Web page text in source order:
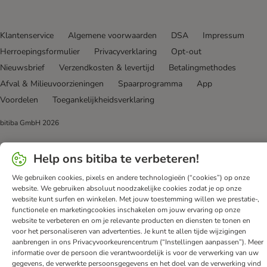
Klantenservice Algemene voorwaarden DSA
Impressum
Herroepingsformulier
Privacyverklaring
Opt-out
Nieuwsbrief
Verzendkosten & levertijd
Betalingmethodes
Afval & Milieuvoorzieningen
Spaarprogramma
App
Voordelen
Toegankelijkheidsverklaring
bitiba GmbH 2026
Help ons bitiba te verbeteren!
We gebruiken cookies, pixels en andere technologieën (“cookies”) op onze
website. We gebruiken absoluut noodzakelijke cookies zodat je op onze
website kunt surfen en winkelen. Met jouw toestemming willen we prestatie-,
functionele en marketingcookies inschakelen om jouw ervaring op onze
website te verbeteren en om je relevante producten en diensten te tonen en
voor het personaliseren van advertenties. Je kunt te allen tijde wijzigingen
aanbrengen in ons Privacyvoorkeurencentrum (“Instellingen aanpassen”). Meer
informatie over de persoon die verantwoordelijk is voor de verwerking van uw
gegevens, de verwerkte persoonsgegevens en het doel van de verwerking vind